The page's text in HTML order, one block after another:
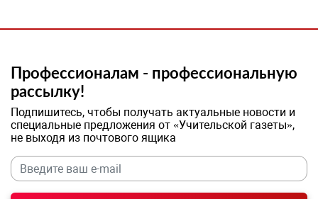
Профессионалам - профессиональную
рассылку!
Подпишитесь, чтобы получать актуальные новости и
специальные предложения от «Учительской газеты»,
не выходя из почтового ящика